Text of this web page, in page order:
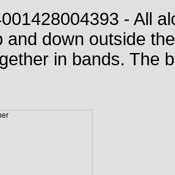
- All
and down outside
in bands. The